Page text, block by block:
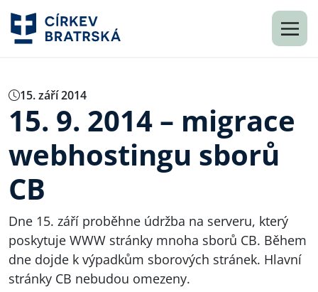
15. září 2014
15. 9. 2014 – migrace
webhostingu sborů
CB
Dne 15. září proběhne údržba na serveru, který
poskytuje WWW stránky mnoha sborů CB. Během
dne dojde k výpadkům sborových stránek. Hlavní
stránky CB nebudou omezeny.